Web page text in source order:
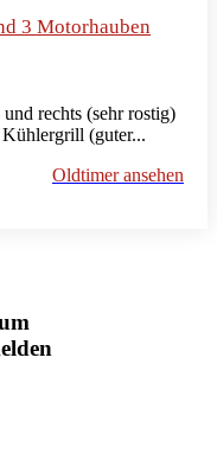
3 Motorhauben
rechts (sehr rostig)
(guter...
Oldtimer ansehen